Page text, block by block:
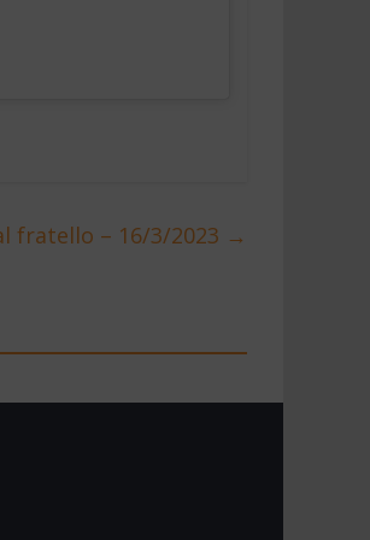
fratello – 16/3/2023 →